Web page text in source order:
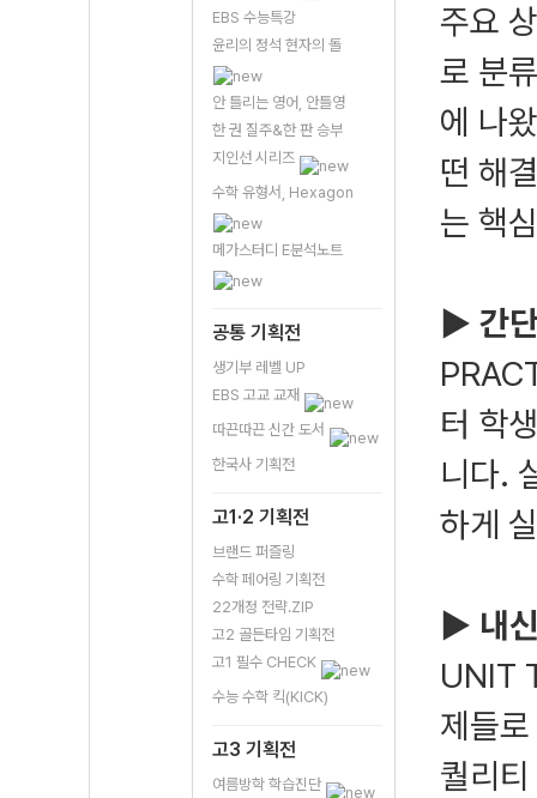
EBS 수능특강
윤리의 정석 현자의 돌
안 틀리는 영어, 안틀영
한 권 질주&한 판 승부
지인선 시리즈
수학 유형서, Hexagon
메가스터디 E분석노트
공통 기획전
생기부 레벨 UP
EBS 고교 교재
따끈따끈 신간 도서
한국사 기획전
고1·2 기획전
브랜드 퍼즐링
수학 페어링 기획전
22개정 전략.ZIP
고2 골든타임 기획전
고1 필수 CHECK
수능 수학 킥(KICK)
고3 기획전
여름방학 학습진단
주요
로 분
에 나
떤 해
는 핵
▶ 간
터 학
니다.
하게
▶ 내
UNIT
제들
퀄리